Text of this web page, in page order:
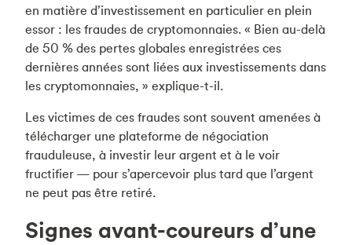
en matière d’investissement en particulier en plein
essor : les fraudes de cryptomonnaies. « Bien au-delà
de 50 % des pertes globales enregistrées ces
dernières années sont liées aux investissements dans
les cryptomonnaies, » explique-t-il.
Les victimes de ces fraudes sont souvent amenées à
télécharger une plateforme de négociation
frauduleuse, à investir leur argent et à le voir
fructifier — pour s’apercevoir plus tard que l’argent
ne peut pas être retiré.
Signes avant-coureurs d’une